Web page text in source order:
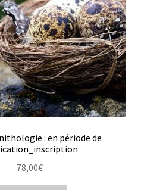
: en période de
78,00€